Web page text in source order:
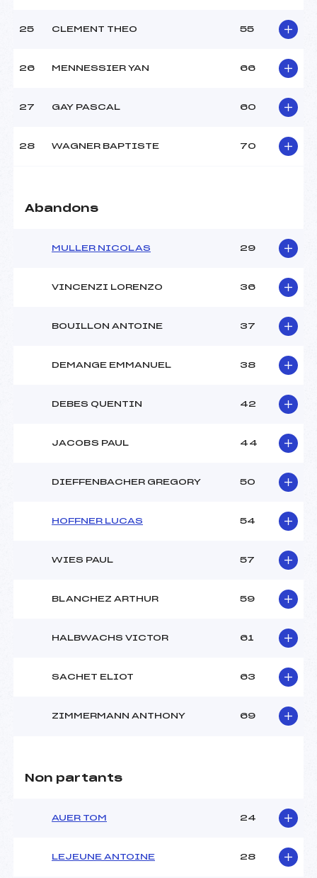
25 CLEMENT THEO 55
26 MENNESSIER YAN 66
27 GAY PASCAL 60
28 WAGNER BAPTISTE 70
Abandons
MULLER NICOLAS 29
VINCENZI LORENZO 36
BOUILLON ANTOINE 37
DEMANGE EMMANUEL 38
DEBES QUENTIN 42
JACOBS PAUL 44
DIEFFENBACHER GREGORY 50
HOFFNER LUCAS 54
WIES PAUL 57
BLANCHEZ ARTHUR 59
HALBWACHS VICTOR 61
SACHET ELIOT 63
ZIMMERMANN ANTHONY 69
Non partants
AUER TOM 24
LEJEUNE ANTOINE 28